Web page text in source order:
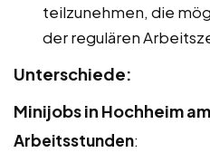
teilzunehmen, die
der regulären
Unterschiede:
Minijobs in Hochheim
Arbeitsstunden: